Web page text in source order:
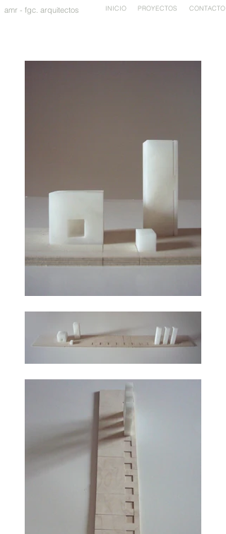
amr - fgc. arquitectos INICIO PROYECTOS CONTACTO